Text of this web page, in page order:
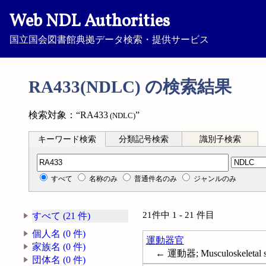
Web NDL Authorities
国立国会図書館典拠データ検索・提供サービス
RA433(NDLC) の検索結果
検索対象：“RA433 (NDLC)”
キーワード検索 分類記号検索 識別子検索
分類記号検索
すべて 名称のみ 普通件名のみ ジャンルのみ
すべて (21 件)
個人名 (0 件)
家族名 (0 件)
団体名 (0 件)
21件中 1 - 21 件目
運動器官
← 運動器; Musculoskeletal